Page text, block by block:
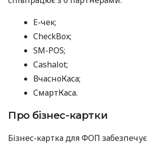
E-чек;
CheckBox;
SM-POS;
Cashalot;
ВчасноКаса;
СмартКаса.
Про бізнес-картки
Бізнес-картка для ФОП